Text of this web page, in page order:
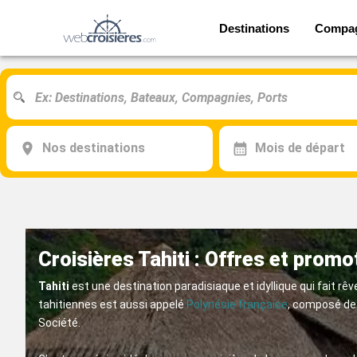
Destinations
Nos destinations Mois de départ
Croisières Tahiti : Offres et
Tahiti est une destination paradisiaque et idyllique qui fait
tahitiennes est aussi appelé Polynésie française, composé
Société.